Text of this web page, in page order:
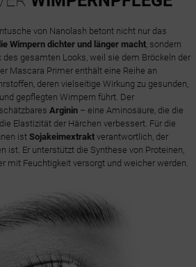
von Nanolash betont nicht nur das
Wimpern dichter und länger macht, sondern
gesamten Looks, weil sie dem Bröckeln der
Mascara Primer enthält eine Reihe an
deren vielseitige Wirkung zu gesunden,
gepflegten Wimpern führt. Der
Arginin– eine Aminosäure, die die
Elastizität der Härchen verbessert. Für die
ist Sojakeimextraktverantwortlich, der
ist. Er unterstützt die Synthese von Proteinen,
mit Feuchtigkeit versorgt und weicher werden.